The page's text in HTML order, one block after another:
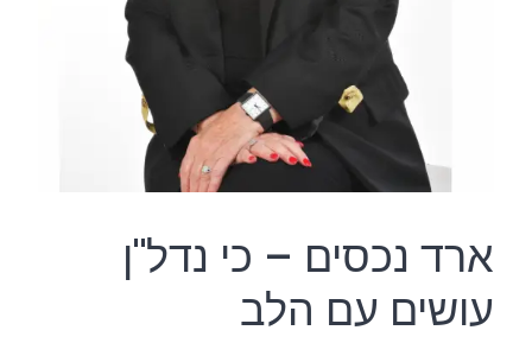
ארד נכסים – כי נדל"ן
עושים עם הלב